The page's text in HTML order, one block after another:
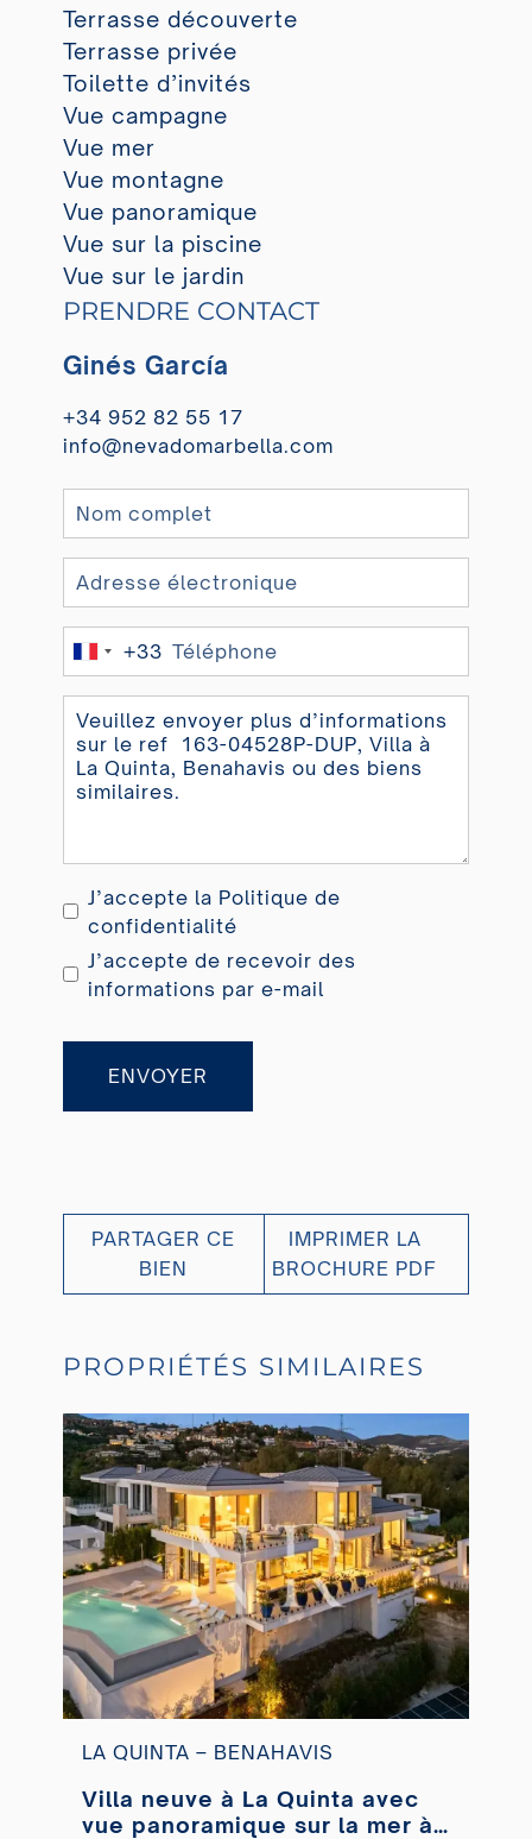
Terrasse découverte
Terrasse privée
Toilette d’invités
Vue campagne
Vue mer
Vue montagne
Vue panoramique
Vue sur la piscine
Vue sur le jardin
PRENDRE CONTACT
Ginés García
+34 952 82 55 17
info@nevadomarbella.com
France
+33
J’accepte la Politique de
confidentialité
J’accepte de recevoir des
informations par e-mail
ENVOYER
PARTAGER CE
BIEN
IMPRIMER LA
BROCHURE PDF
PROPRIÉTÉS SIMILAIRES
LA QUINTA – BENAHAVIS
Villa neuve à La Quinta avec
vue panoramique sur la mer à